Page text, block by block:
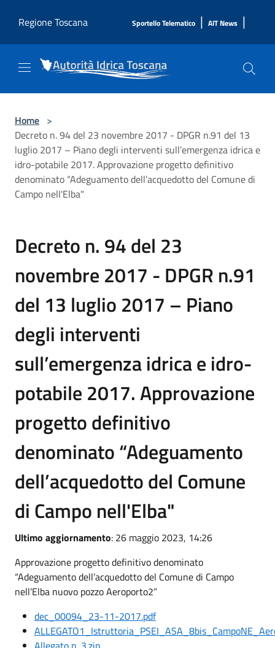
Regione Toscana
Sportello Telematico | AIT News |
Home >
Decreto n. 94 del 23 novembre 2017 - DPGR n.91 del 13
luglio 2017 – Piano degli interventi sull’emergenza idrica e
idro-potabile 2017. Approvazione progetto definitivo
denominato “Adeguamento dell’acquedotto del Comune di
Campo nell'Elba"
Decreto n. 94 del 23
novembre 2017 - DPGR n.91
del 13 luglio 2017 – Piano
degli interventi
sull’emergenza idrica e idro-
potabile 2017. Approvazione
progetto definitivo
denominato “Adeguamento
dell’acquedotto del Comune
di Campo nell'Elba"
Ultimo aggiornamento: 26 maggio 2023, 14:26
Approvazione progetto definitivo denominato
“Adeguamento dell’acquedotto del Comune di Campo
nell’Elba nuovo pozzo Aeroporto2”
dec_00094_23-11-2017.pdf